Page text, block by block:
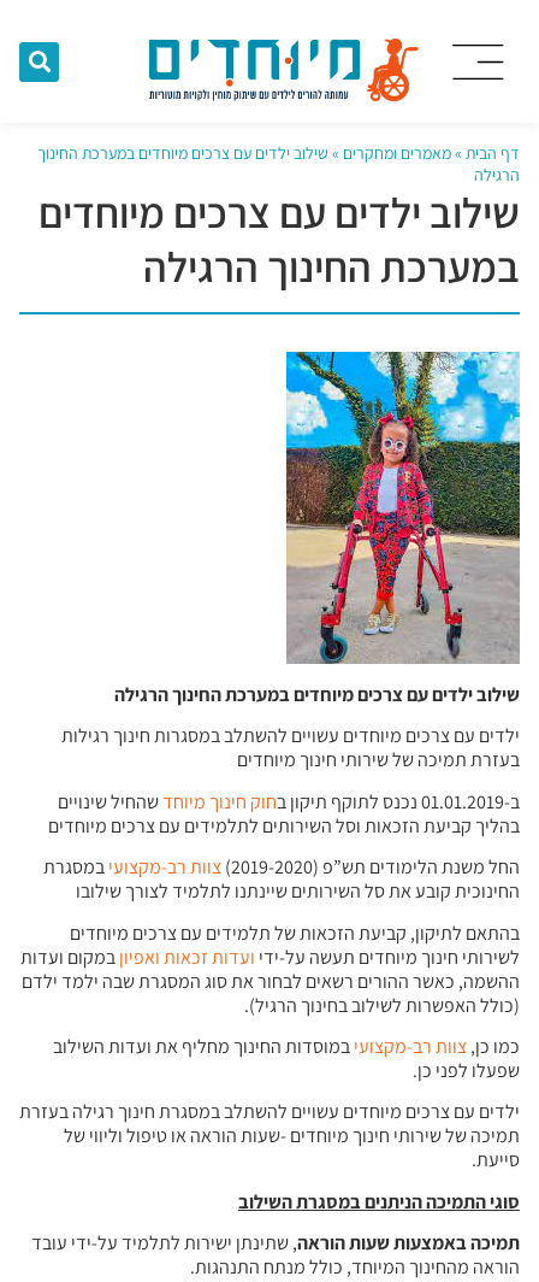
דף הבית »מאמרים ומחקרים » שילוב ילדים עם צרכים מיוחדים במערכת החינוך
הרגילה
שילוב ילדים עם צרכים מיוחדים
במערכת החינוך הרגילה
שילוב ילדים עם צרכים מיוחדים במערכת החינוך הרגילה
ילדים עם צרכים מיוחדים עשויים להשתלב במסגרות חינוך רגילות
בעזרת תמיכה של שירותי חינוך מיוחדים
ב-01.01.2019 נכנס לתוקף תיקון ב
חוק חינוך מיוחדשהחיל שינויים
בהליך קביעת הזכאות וסל השירותים לתלמידים עם צרכים מיוחדים
החל משנת הלימודים תש”פ (2019-2020)
צוות רב-מקצועיבמסגרת
החינוכית קובע את סל השירותים שיינתנו לתלמיד לצורך שילובו
בהתאם לתיקון, קביעת הזכאות של תלמידים עם צרכים מיוחדים
לשירותי חינוך מיוחדים תעשה על-ידי ועדות זכאות ואפיוןבמקום ועדות
ההשמה, כאשר ההורים רשאים לבחור את סוג המסגרת שבה ילמד ילדם
(כולל האפשרות לשילוב בחינוך הרגיל).
כמו כן,צוות רב-מקצועיבמוסדות החינוך מחליף את ועדות השילוב
שפעלו לפני כן.
ילדים עם צרכים מיוחדים עשויים להשתלב במסגרת חינוך רגילה בעזרת
תמיכה של שירותי חינוך מיוחדים -שעות הוראה או טיפול וליווי של
סייעת.
סוגי התמיכה הניתנים במסגרת השילוב
תמיכה באמצעות שעות הוראה, שתינתן ישירות לתלמיד על-ידי עובד
הוראה מהחינוך המיוחד, כולל מנתח התנהגות.